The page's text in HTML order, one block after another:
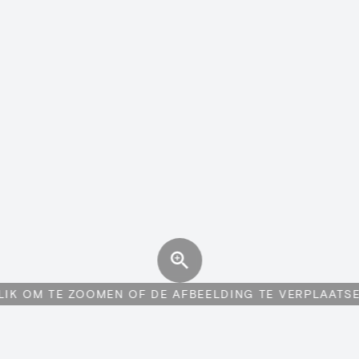
OM TE ZOOMEN OF DE AFBEELDING TE